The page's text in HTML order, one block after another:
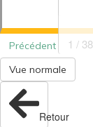
Précédent 1 / 38
Vue normale
Retour